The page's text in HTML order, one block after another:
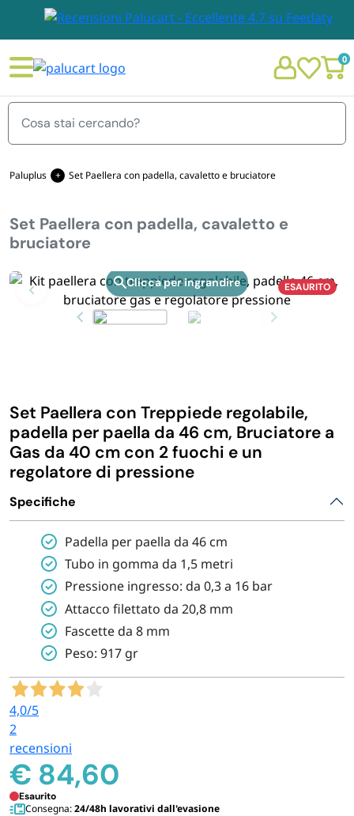
0
Menu
STOVIGLIE E TOVAGLIOLI
GIARDINO E ARREDO PER ESTERNO
IMBALLAGGIO E CANCELLERIA
CASA E PERSONA
FERRAMENTA E LINEA AUTO
PERSONA E MEDICALI
AVVOLGENTI E CONTENITORI ALIMENTARI
PET
BIODEGRADABILE
Chi siamo
Personalizzazione Monouso
Paluplus Set Paellera con padella, cavaletto e bruciatore
Set Paellera con padella, cavaletto e
bruciatore
ESAURITO
Zoom
Set Paellera con Treppiede regolabile,
padella per paella da 46 cm, Bruciatore a
Gas da 40 cm con 2 fuochi e un
regolatore di pressione
Specifiche
Padella per paella da 46 cm
Tubo in gomma da 1,5 metri
Pressione ingresso: da 0,3 a 16 bar
Attacco filettato da 20,8 mm
Fascette da 8 mm
Peso: 917 gr
4,0/5
2
recensioni
€ 84,60
Esaurito
Consegna:24/48h lavorativi dall'evasione